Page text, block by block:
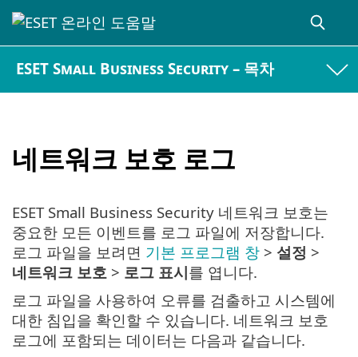
ESET Small Business Security – 목차
네트워크 보호 로그
ESET Small Business Security 네트워크 보호는
중요한 모든 이벤트를 로그 파일에 저장합니다.
로그 파일을 보려면 기본 프로그램 창 > 설정 >
네트워크 보호 > 로그 표시를 엽니다.
로그 파일을 사용하여 오류를 검출하고 시스템에
대한 침입을 확인할 수 있습니다. 네트워크 보호
로그에 포함되는 데이터는 다음과 같습니다.